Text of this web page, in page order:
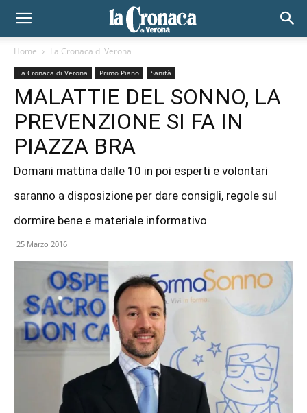
Home La Cronaca di Verona
La Cronaca di Verona Primo Piano Sanità
MALATTIE DEL SONNO, LA
PREVENZIONE SI FA IN
PIAZZA BRA
Domani mattina dalle 10 in poi esperti e volontari
saranno a disposizione per dare consigli, regole sul
dormire bene e materiale informativo
25 Marzo 2016